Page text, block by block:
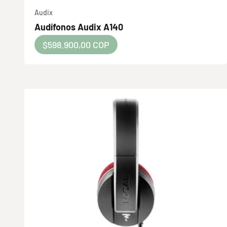
Audix
Audífonos Audix A140
Precio de oferta
$598.900,00 COP